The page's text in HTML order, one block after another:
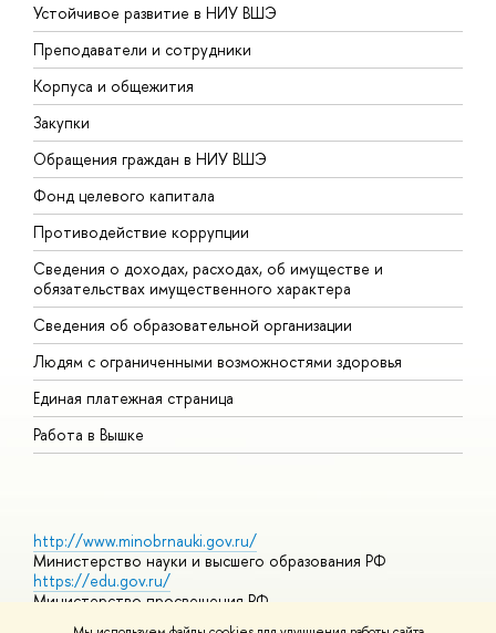
Устойчивое развитие в НИУ ВШЭ
Преподаватели и сотрудники
Корпуса и общежития
Закупки
Обращения граждан в НИУ ВШЭ
Фонд целевого капитала
Противодействие коррупции
Сведения о доходах, расходах, об имуществе и
обязательствах имущественного характера
Сведения об образовательной организации
Людям с ограниченными возможностями здоровья
Единая платежная страница
Работа в Вышке
http://www.minobrnauki.gov.ru/
Министерство науки и высшего образования РФ
https://edu.gov.ru/
Министерство просвещения РФ